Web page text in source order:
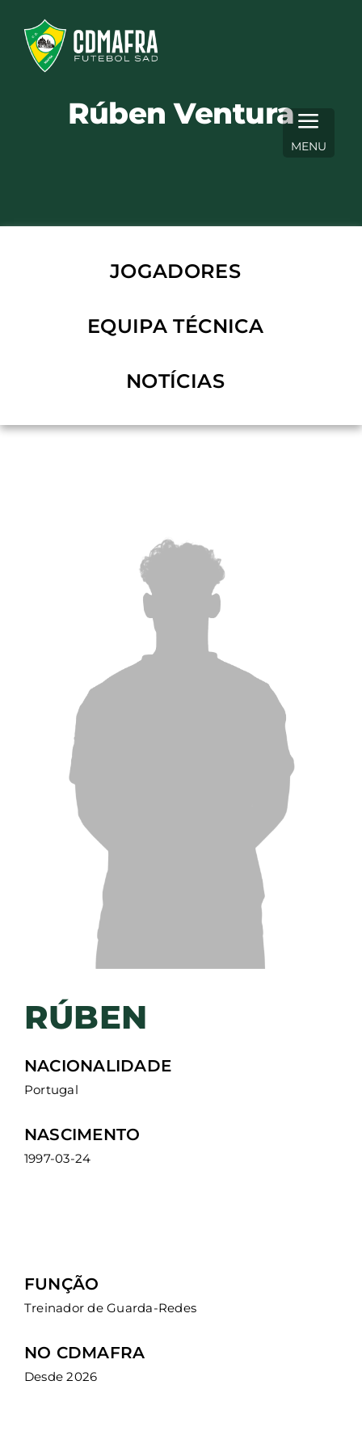
content
MENU
Rúben Ventura
JOGADORES
EQUIPA TÉCNICA
NOTÍCIAS
RÚBEN
NACIONALIDADE
Portugal
NASCIMENTO
1997-03-24
FUNÇÃO
Treinador de Guarda-Redes
NO CDMAFRA
Desde 2026